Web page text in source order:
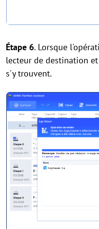
Étape 6. Lorsque
lecteur de destination
s'y trouvent.